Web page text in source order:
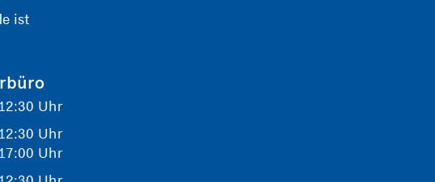
ist
Uhr
Uhr
Uhr